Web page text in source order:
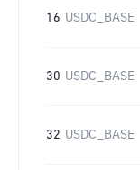
16 USDC_BASE
30 USDC_BASE
32 USDC_BASE